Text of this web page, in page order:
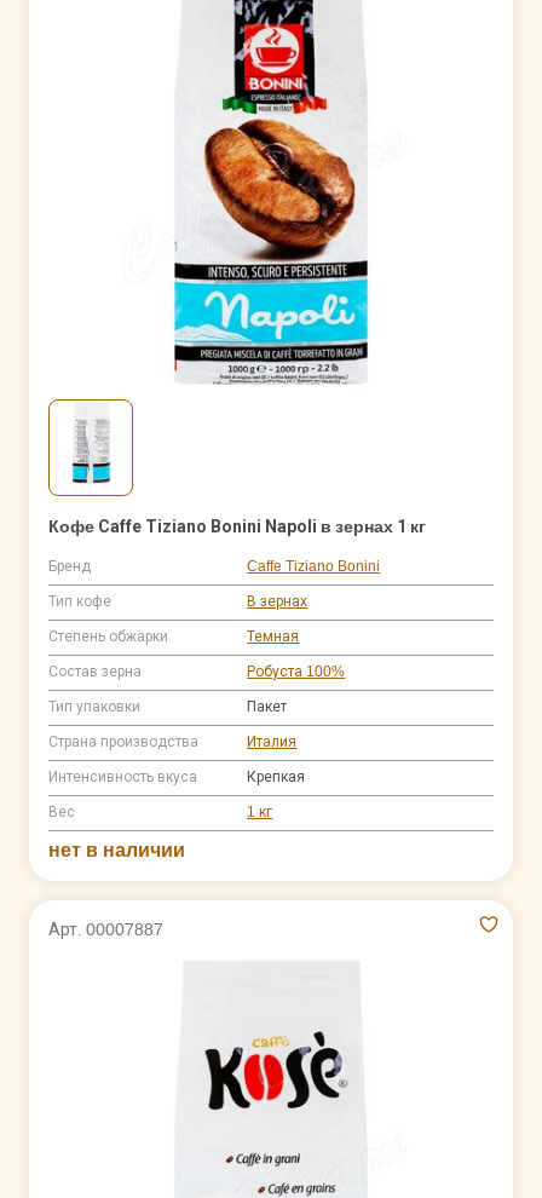
Кофе Caffe Tiziano Bonini Napoli в зернах 1 кг
Бренд Caffe Tiziano Bonini
Тип кофе В зернах
Степень обжарки Темная
Состав зерна Робуста 100%
Тип упаковки Пакет
Страна производства Италия
Интенсивность вкуса Крепкая
Вес 1 кг
нет в наличии
Арт. 00007887